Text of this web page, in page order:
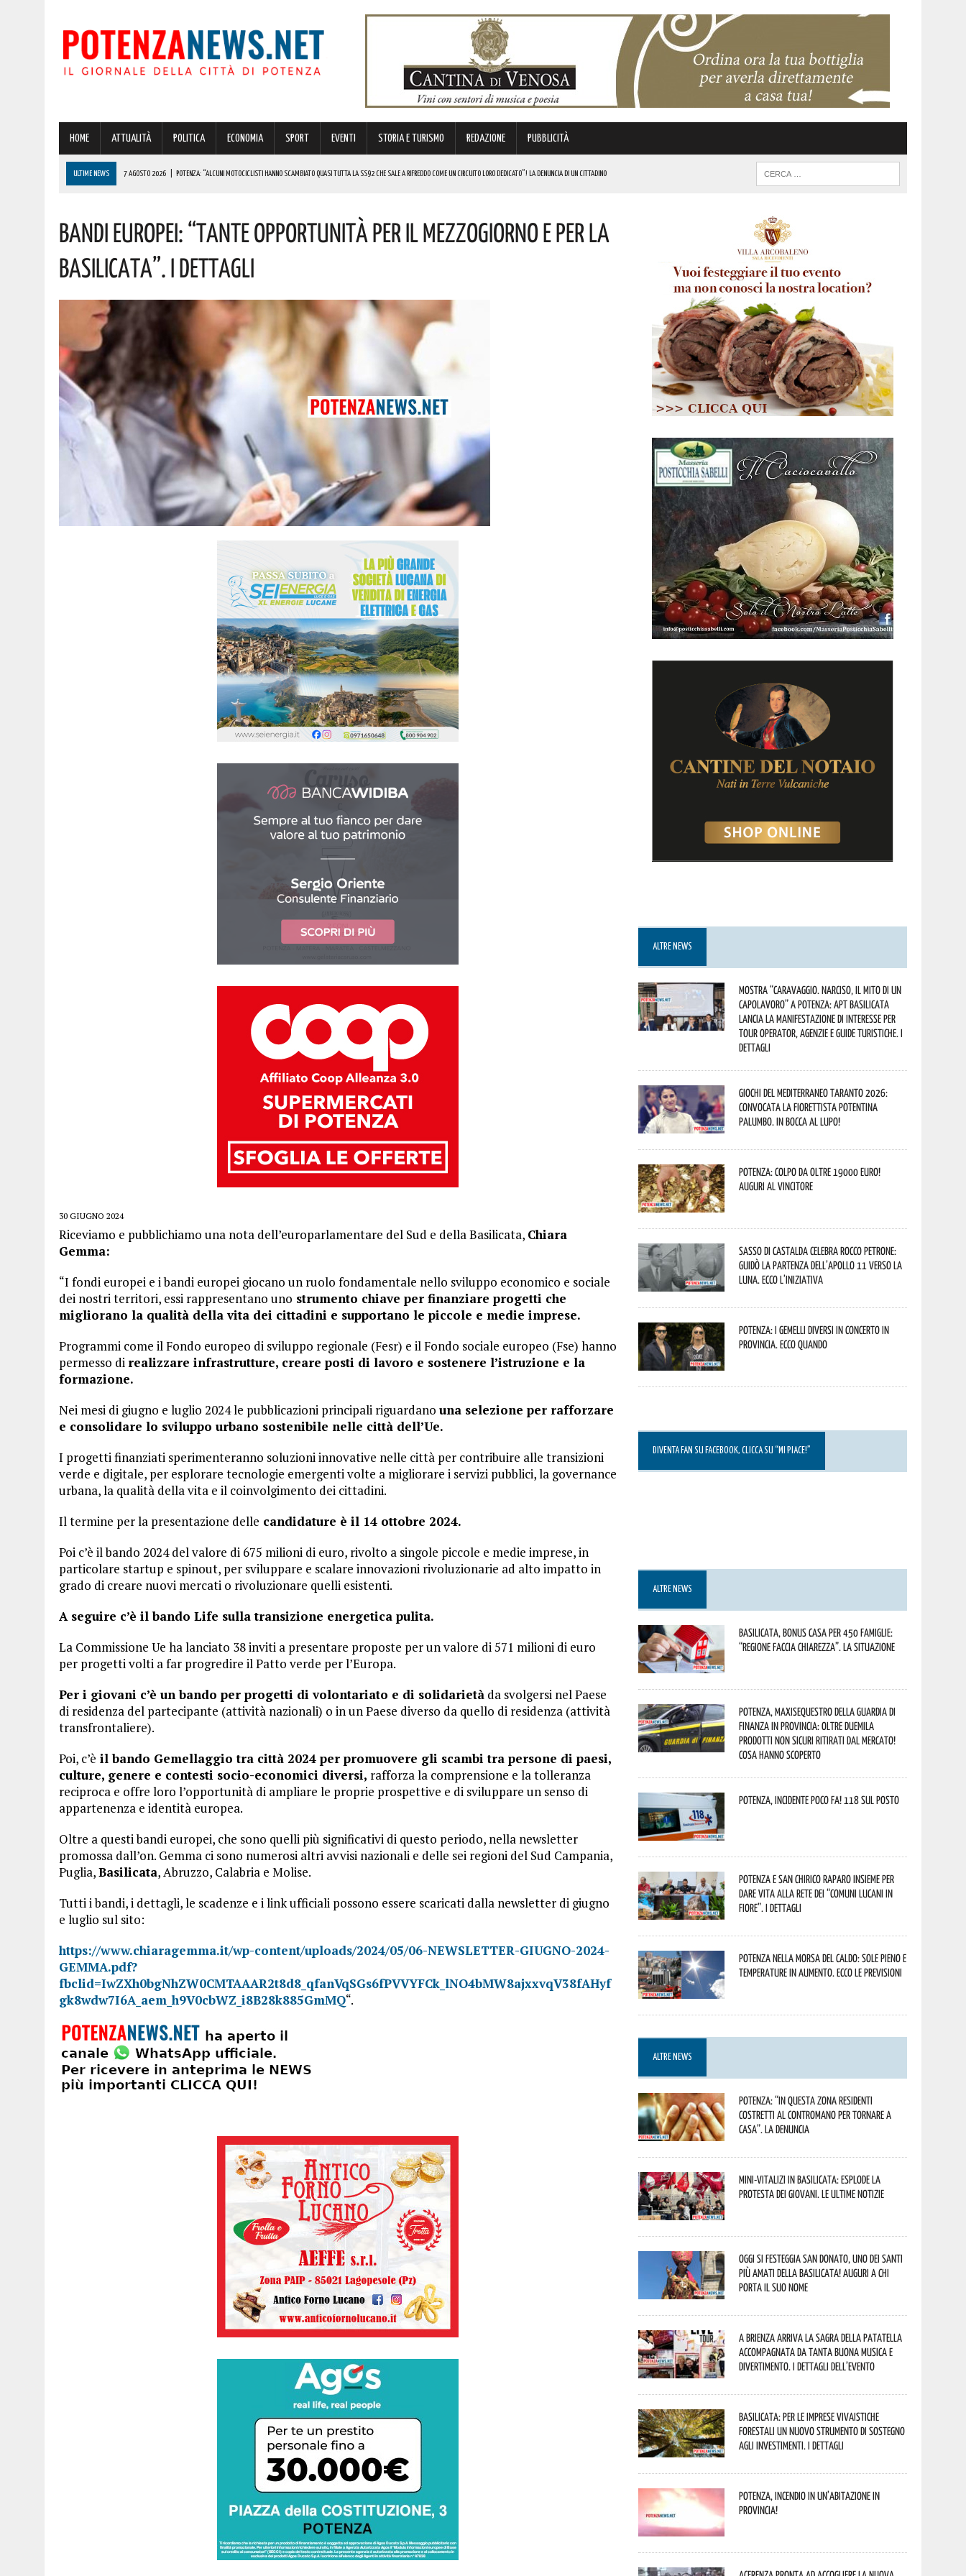
HOME ATTUALITÀ POLITICA ECONOMIA SPORT EVENTI STORIA E TURISMO REDAZIONE PUBBLICITÀ
ULTIME NEWS 7 AGOSTO 2026 POTENZA: “ALCUNI MOTOCICLISTI HANNO SCAMBIATO QUASI TUTTA LA SS92 CHE SALE A RIFREDDO COME UN CIRCUITO LORO DEDICATO”! LA DENUNCIA DI UN CITTADINO
A CARBONE SPICCA IL TARTUFO BIANCO: COSÌ L’ALSIA LANCIA UN AVVISO PUBBLICO PER VALORIZZARLO RIVOLTO A GRAFICI, DESIGNER PROFESSIONISTI E STUDENTI. I DETTAGLI
7 AGOSTO 2026 | DALLA REGIONE VIA LIBERA ALLA REALIZZAZIONE A PICERNO E MELFI DI SISTEMI DI ACCUMULO DI ENERGIA ELETTRICA A BATTERIE. I DETTAGLI
7 AGOSTO 2026 | BENZINA ANNACQUATA E GASOLIO SPORCO, UN IMPIANTO SU CINQUE NON È IN REGOLA: “IL PROBLEMA RIGUARDA L’INTERO TERRITORIO NAZIONALE”! I DETTAGLI
Bandi Europei: “tante Opportunità Per Il Mezzogiorno E Per La
Basilicata”. I Dettagli
30 GIUGNO 2024
Riceviamo e pubblichiamo una nota dell’europarlamentare del Sud e della Basilicata, Chiara
Gemma:
“I fondi europei e i bandi europei giocano un ruolo fondamentale nello sviluppo economico e sociale
dei nostri territori, essi rappresentano uno strumento chiave per finanziare progetti che
migliorano la qualità della vita dei cittadini e supportano le piccole e medie imprese.
Programmi come il Fondo europeo di sviluppo regionale (Fesr) e il Fondo sociale europeo (Fse) hanno
permesso di realizzare infrastrutture, creare posti di lavoro e sostenere l’istruzione e la
formazione.
Nei mesi di giugno e luglio 2024 le pubblicazioni principali riguardano una selezione per rafforzare
e consolidare lo sviluppo urbano sostenibile nelle città dell’Ue.
I progetti finanziati sperimenteranno soluzioni innovative nelle città per contribuire alle transizioni
verde e digitale, per esplorare tecnologie emergenti volte a migliorare i servizi pubblici, la governance
urbana, la qualità della vita e il coinvolgimento dei cittadini.
Il termine per la presentazione delle candidature è il 14 ottobre 2024.
Poi c’è il bando 2024 del valore di 675 milioni di euro, rivolto a singole piccole e medie imprese, in
particolare startup e spinout, per sviluppare e scalare innovazioni rivoluzionarie ad alto impatto in
grado di creare nuovi mercati o rivoluzionare quelli esistenti.
A seguire c’è il bando Life sulla transizione energetica pulita.
La Commissione Ue ha lanciato 38 inviti a presentare proposte per un valore di 571 milioni di euro
per progetti volti a far progredire il Patto verde per l’Europa.
Per i giovani c’è un bando per progetti di volontariato e di solidarietà da svolgersi nel Paese
di residenza del partecipante (attività nazionali) o in un Paese diverso da quello di residenza (attività
transfrontaliere).
Poi, c’è il bando Gemellaggio tra città 2024 per promuovere gli scambi tra persone di paesi,
culture, genere e contesti socio-economici diversi, rafforza la comprensione e la tolleranza
reciproca e offre loro l’opportunità di ampliare le proprie prospettive e di sviluppare un senso di
appartenenza e identità europea.
Oltre a questi bandi europei, che sono quelli più significativi di questo periodo, nella newsletter
promossa dall’on. Gemma ci sono numerosi altri avvisi nazionali e delle sei regioni del Sud Campania,
Puglia,Basilicata, Abruzzo, Calabria e Molise.
Tutti i bandi, i dettagli, le scadenze e i link ufficiali possono essere scaricati dalla newsletter di giugno
e luglio sul sito:
https://www.chiaragemma.it/wp-content/uploads/2024/05/06-NEWSLETTER-GIUGNO-2024-
GEMMA.pdf?
fbclid=IwZXh0bgNhZW0CMTAAAR2t8d8_qfanVqSGs6fPVVYFCk_lNO4bMW8ajxxvqV38fAHyf
gk8wdw7I6A_aem_h9V0cbWZ_i8B28k885GmMQ“.
ALTRE NEWS
Mostra “Caravaggio. Narciso, il mito di un
capolavoro” a Potenza: APT Basilicata
lancia la manifestazione di interesse per
Tour Operator, Agenzie e Guide Turistiche. I
dettagli
Giochi del Mediterraneo Taranto 2026:
convocata la fiorettista potentina
Palumbo. In bocca al lupo!
Potenza: colpo da oltre 19000 Euro!
Auguri al vincitore
Sasso di Castalda celebra Rocco Petrone:
guidò la partenza dell’Apollo 11 verso la
Luna. Ecco l’iniziativa
Potenza: i Gemelli DiVersi in concerto in
provincia. Ecco quando
DIVENTA FAN SU FACEBOOK, CLICCA SU “MI PIACE!”
ALTRE NEWS
Basilicata, Bonus casa per 450 famiglie:
“Regione faccia chiarezza”. La situazione
Potenza, maxisequestro della Guardia di
Finanza in provincia: oltre duemila
prodotti non sicuri ritirati dal mercato!
Cosa hanno scoperto
Potenza, incidente poco fa! 118 sul posto
Potenza e San Chirico Raparo insieme per
dare vita alla rete dei “Comuni Lucani in
Fiore”. I dettagli
Potenza nella morsa del caldo: sole pieno e
temperature in aumento. Ecco le previsioni
ALTRE NEWS
Potenza: “In questa zona residenti
costretti al contromano per tornare a
casa”. La denuncia
Mini-vitalizi in Basilicata: esplode la
protesta dei giovani. Le ultime notizie
Oggi si festeggia San Donato, uno dei Santi
più amati della Basilicata! Auguri a chi
porta il suo nome
A Brienza arriva la Sagra della Patatella
accompagnata da tanta buona musica e
divertimento. I dettagli dell’evento
Basilicata: per le imprese vivaistiche
forestali un nuovo strumento di sostegno
agli investimenti. I dettagli
Potenza, incendio in un’abitazione in
provincia!